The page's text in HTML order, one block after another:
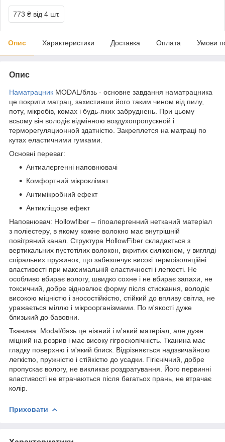
773 ₴ від 4 шт.
Опис Характеристики Доставка Оплата Умови
Опис
Наматрацник MODAL/бязь - основне завдання наматрацника
це покрити матрац, захистивши його таким чином від пилу,
поту, мікробів, комах і будь-яких забруднень. При цьому
всьому він володіє відмінною воздухопропускной і
терморегуляционной здатністю. Закреплется на матраці по
кутах еластичними гумками.
Основні переваг:
Антиалергенні наповнювачі
Комфортний мікроклімат
Антимікробний ефект
Антикліщове ефект
Наповнювач: Hollowfiber – гіпоалергенний нетканий матеріал
з поліестеру, в якому кожне волокно має внутрішній
повітряний канал. Структура HollowFiber складається з
вертикальних пустотілих волокон, вкритих силіконом, у вигляді
спіральних пружинок, що забезпечує високі термоізоляційні
властивості при максимальній еластичності і легкості. Не
особливо вбирає вологу, швидко сохне і не вбирає запахи, не
токсичний, добре відновлює форму після стискання, володіє
високою міцністю і зносостійкістю, стійкий до впливу світла, не
уражається міллю і мікроорганізмами. По м'якості дуже
близький до бавовни.
Тканина: Modal/бязь це ніжний і м'який матеріал, але дуже
міцний на розрив і має високу гігроскопічність. Тканина має
гладку поверхню і м'який блиск. Відрізняється надзвичайною
легкістю, пружністю і стійкістю до усадки. Гігієнічний, добре
пропускає вологу, не викликає роздратування. Його первинні
властивості не втрачаються після багатьох прань, не втрачає
колір.
Приховати